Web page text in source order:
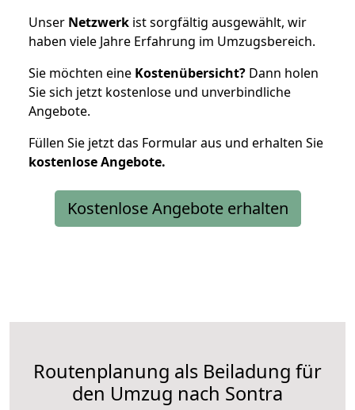
Unser Netzwerk ist sorgfältig ausgewählt, wir
haben viele Jahre Erfahrung im Umzugsbereich.
Sie möchten eine Kostenübersicht? Dann holen
Sie sich jetzt kostenlose und unverbindliche
Angebote.
Füllen Sie jetzt das Formular aus und erhalten Sie
kostenloseAngebote.
Kostenlose Angebote erhalten
Routenplanung als Beiladung für
den Umzug nach Sontra